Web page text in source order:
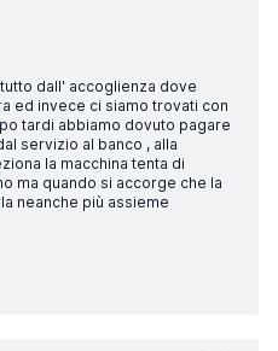
dall' accoglienza dove
ed invece ci siamo trovati con
tardi abbiamo dovuto pagare
servizio al banco , alla
la macchina tenta di
ma quando si accorge che la
neanche più assieme